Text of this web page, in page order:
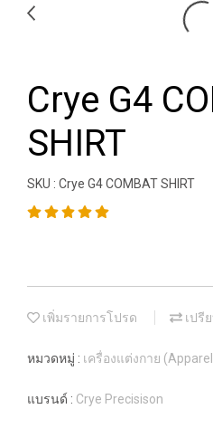
Crye G4
SHIRT
SKU : Crye G4 COMBAT SHIRT
เพิ่มรายการโปรด เปรี
หมวดหมู่ : เครื่องแต่งกาย
แบรนด์ : Crye Precisison